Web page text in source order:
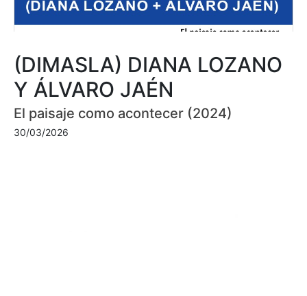
(DIMASLA) DIANA LOZANO
Y ÁLVARO JAÉN
El paisaje como acontecer (2024)
30/03/2026